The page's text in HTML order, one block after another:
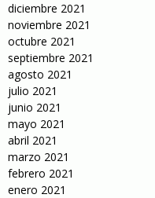
diciembre 2021
noviembre 2021
octubre 2021
septiembre 2021
agosto 2021
julio 2021
junio 2021
mayo 2021
abril 2021
marzo 2021
febrero 2021
enero 2021